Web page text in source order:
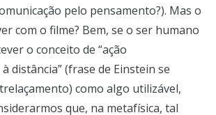
pelo pensamento?). Mas o
com o filme? Bem, se o ser humano
o conceito de “ação
distância” (frase de Einstein se
como algo utilizável,
que, na metafísica, tal